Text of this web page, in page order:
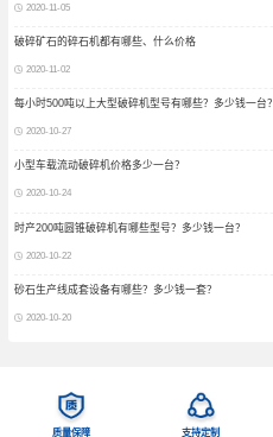
2020-11-05
破碎矿石的碎石机都有哪些、什么价格
2020-11-02
每小时500吨以上大型破碎机型号有哪些？多少钱一台？
2020-10-27
小型车载流动破碎机价格多少一台？
2020-10-24
时产200吨圆锥破碎机有哪些型号？多少钱一台？
2020-10-22
砂石生产线成套设备有哪些？多少钱一套？
2020-10-20
质量保障 支持定制